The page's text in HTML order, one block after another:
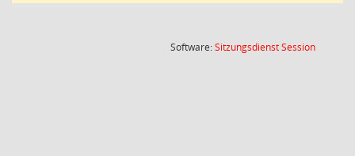
Software:SitzungsdienstSession(Wird in